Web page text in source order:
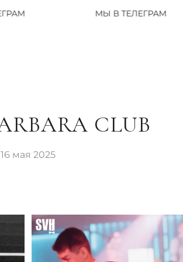
CLUB
16 мая 2025
МЫ В ТЕЛЕГРАМ